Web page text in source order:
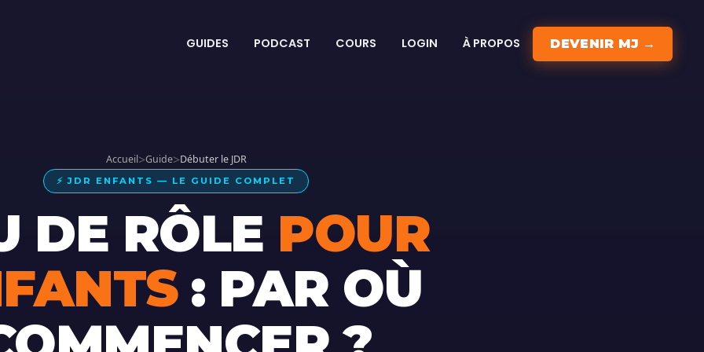
GUIDES PODCAST COURS LOGIN À PROPOS DEVENIR MJ →
Accueil>Guide>Débuter le JDR
⚡ JDR ENFANTS — LE GUIDE COMPLET
DE RÔLE POUR
: PAR OÙ